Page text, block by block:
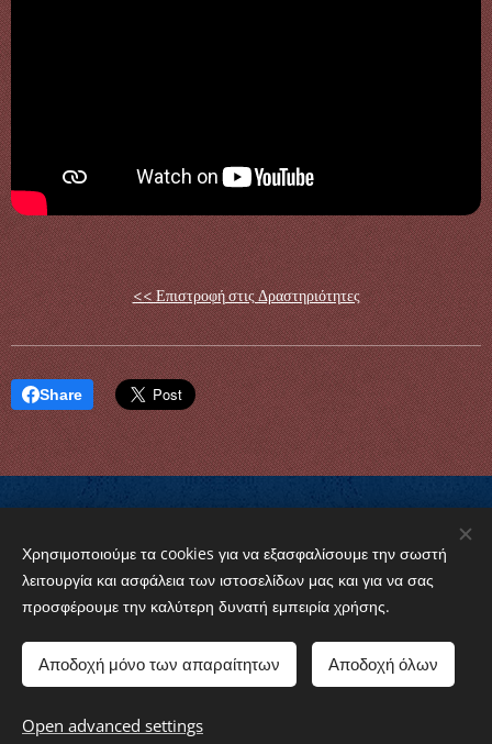
<< Επιστροφή στις Δραστηριότητες
Share
© 2024 Griechisch-Orthodoxe Gemeinde von Baden-
Württemberg e.V. "Agios Kosmas o Aetolos"
Cookies
Languages
Χρησιμοποιούμε τα cookies για να εξασφαλίσουμε την σωστή
λειτουργία και ασφάλεια των ιστοσελίδων μας και για να σας
προσφέρουμε την καλύτερη δυνατή εμπειρία χρήσης.
Αποδοχή μόνο των απαραίτητων Αποδοχή όλων
Open advanced settings